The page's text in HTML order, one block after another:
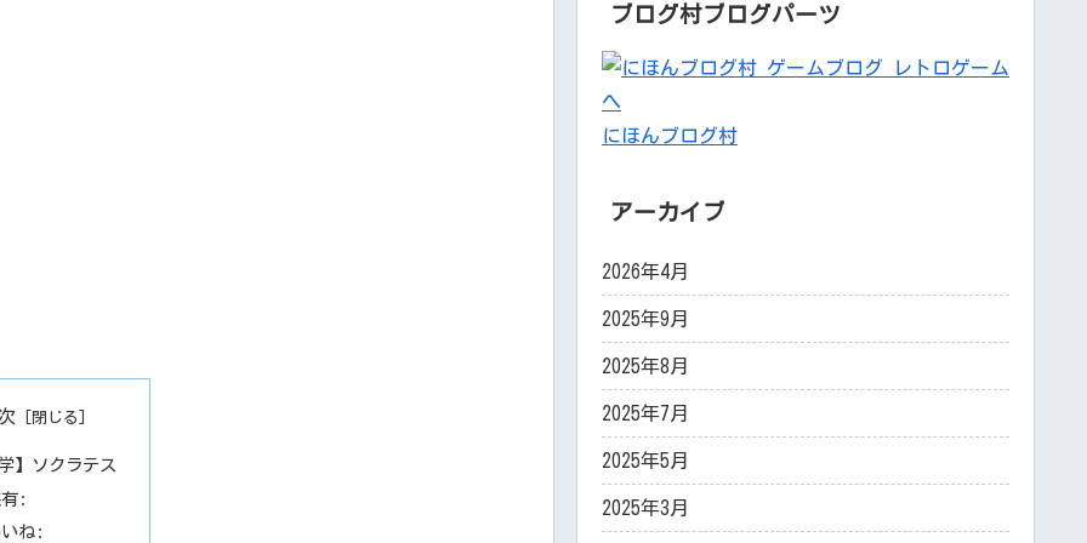
学】ソクラテス
:
ね:
ブログ村ブログパーツ
にほんブログ村
アーカイブ
2026年4月
2025年9月
2025年8月
2025年7月
2025年5月
2025年3月